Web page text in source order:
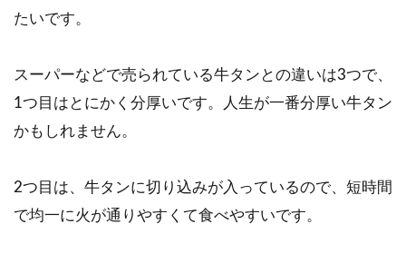
たいです。
スーパーなどで売られている牛タンとの違いは3つで、
1つ目はとにかく分厚いです。人生が一番分厚い牛タン
かもしれません。
2つ目は、牛タンに切り込みが入っているので、短時間
で均一に火が通りやすくて食べやすいです。